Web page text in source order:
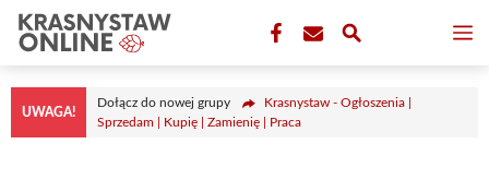
Przejdź
treści
UWAGA!
Dołącz do nowej grupy
Krasnystaw - Ogłoszenia |
Sprzedam | Kupię | Zamienię | Praca